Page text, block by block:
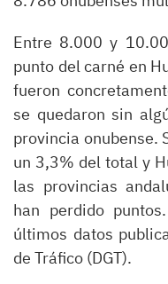
Entre 8.000 y
punto del carné en
fueron
se quedaron sin
provincia onubense.
un 3,3% del total y
las provincias
han perdido
últimos datos
de Tráfico (DGT).